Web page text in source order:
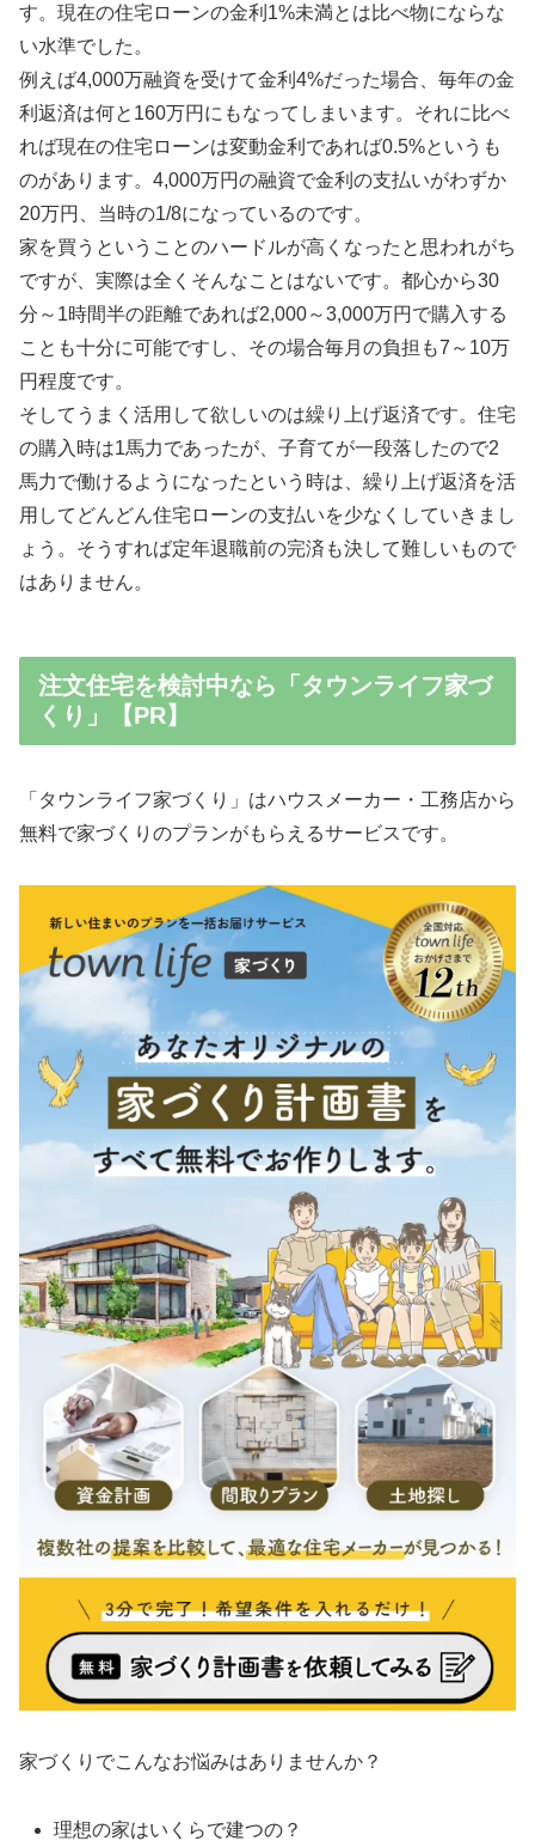
す。現在の住宅ローンの金利1%未満とは比べ物にならな
い水準でした。
例えば4,000万融資を受けて金利4%だった場合、毎年の金
利返済は何と160万円にもなってしまいます。それに比べ
れば現在の住宅ローンは変動金利であれば0.5%というも
のがあります。4,000万円の融資で金利の支払いがわずか
20万円、当時の1/8になっているのです。
家を買うということのハードルが高くなったと思われがち
ですが、実際は全くそんなことはないです。都心から30
分～1時間半の距離であれば2,000～3,000万円で購入する
ことも十分に可能ですし、その場合毎月の負担も7～10万
円程度です。
そしてうまく活用して欲しいのは繰り上げ返済です。住宅
の購入時は1馬力であったが、子育てが一段落したので2
馬力で働けるようになったという時は、繰り上げ返済を活
用してどんどん住宅ローンの支払いを少なくしていきまし
ょう。そうすれば定年退職前の完済も決して難しいもので
はありません。
注文住宅を検討中なら「タウンライフ家づ
くり」【PR】
「タウンライフ家づくり」はハウスメーカー・工務店から
無料で家づくりのプランがもらえるサービスです。
家づくりでこんなお悩みはありませんか？
理想の家はいくらで建つの？